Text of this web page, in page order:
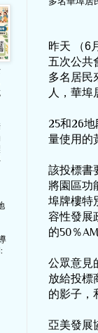
昨天 （6
五次公共
多名 居民
人，華埠
25和26地
量使用的
該投標書
將園區功
埠牌樓特
容性發展
的50％
公眾意見
放給投標
的影子，
亞美發展